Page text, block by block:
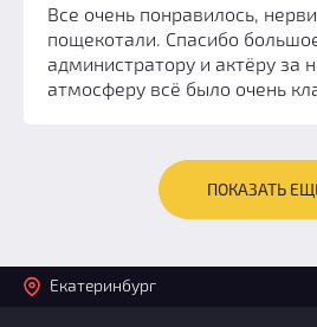
Все очень понравилось,
пощекотали. Спасибо
администратору и актёру за
атмосферу всё было очень
ПОКАЗАТЬ
Екатеринбург